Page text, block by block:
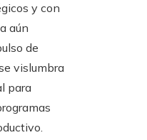
y con
aún
de
vislumbra
para